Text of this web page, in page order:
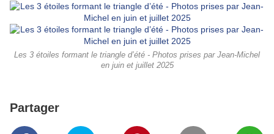
Les 3 étoiles formant le triangle d’été - Photos prises par Jean-Michel
en juin et juillet 2025
Partager